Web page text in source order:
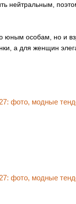
нейтральным,
юным особам, но и
а для женщин